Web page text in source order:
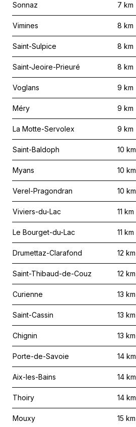
Sonnaz 7 km
Vimines 8 km
Saint-Sulpice 8 km
Saint-Jeoire-Prieuré 8 km
Voglans 9 km
Méry 9 km
La Motte-Servolex 9 km
Saint-Baldoph 10 km
Myans 10 km
Verel-Pragondran 10 km
Viviers-du-Lac 11 km
Le Bourget-du-Lac 11 km
Drumettaz-Clarafond 12 km
Saint-Thibaud-de-Couz 12 km
Curienne 13 km
Saint-Cassin 13 km
Chignin 13 km
Porte-de-Savoie 14 km
Aix-les-Bains 14 km
Thoiry 14 km
Mouxy 15 km